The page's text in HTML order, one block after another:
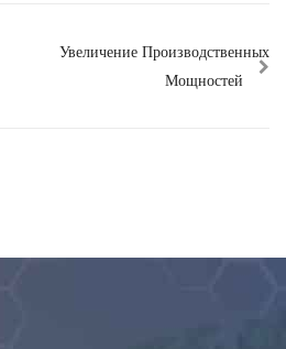
Увеличение Производственных
Мощностей